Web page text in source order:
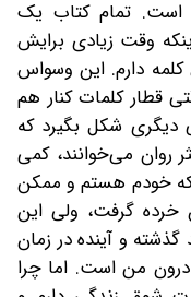
است. تمام کتاب یک
وقت زیادی برایش
دارم. این وسواس
قطار کلمات کنار هم
دیگری شکل بگیرد که
روان می‌خوانند، کمی
که خودم هستم و ممکن
خرده گرفت، ولی این
و آینده در زمان
من است. اما چرا